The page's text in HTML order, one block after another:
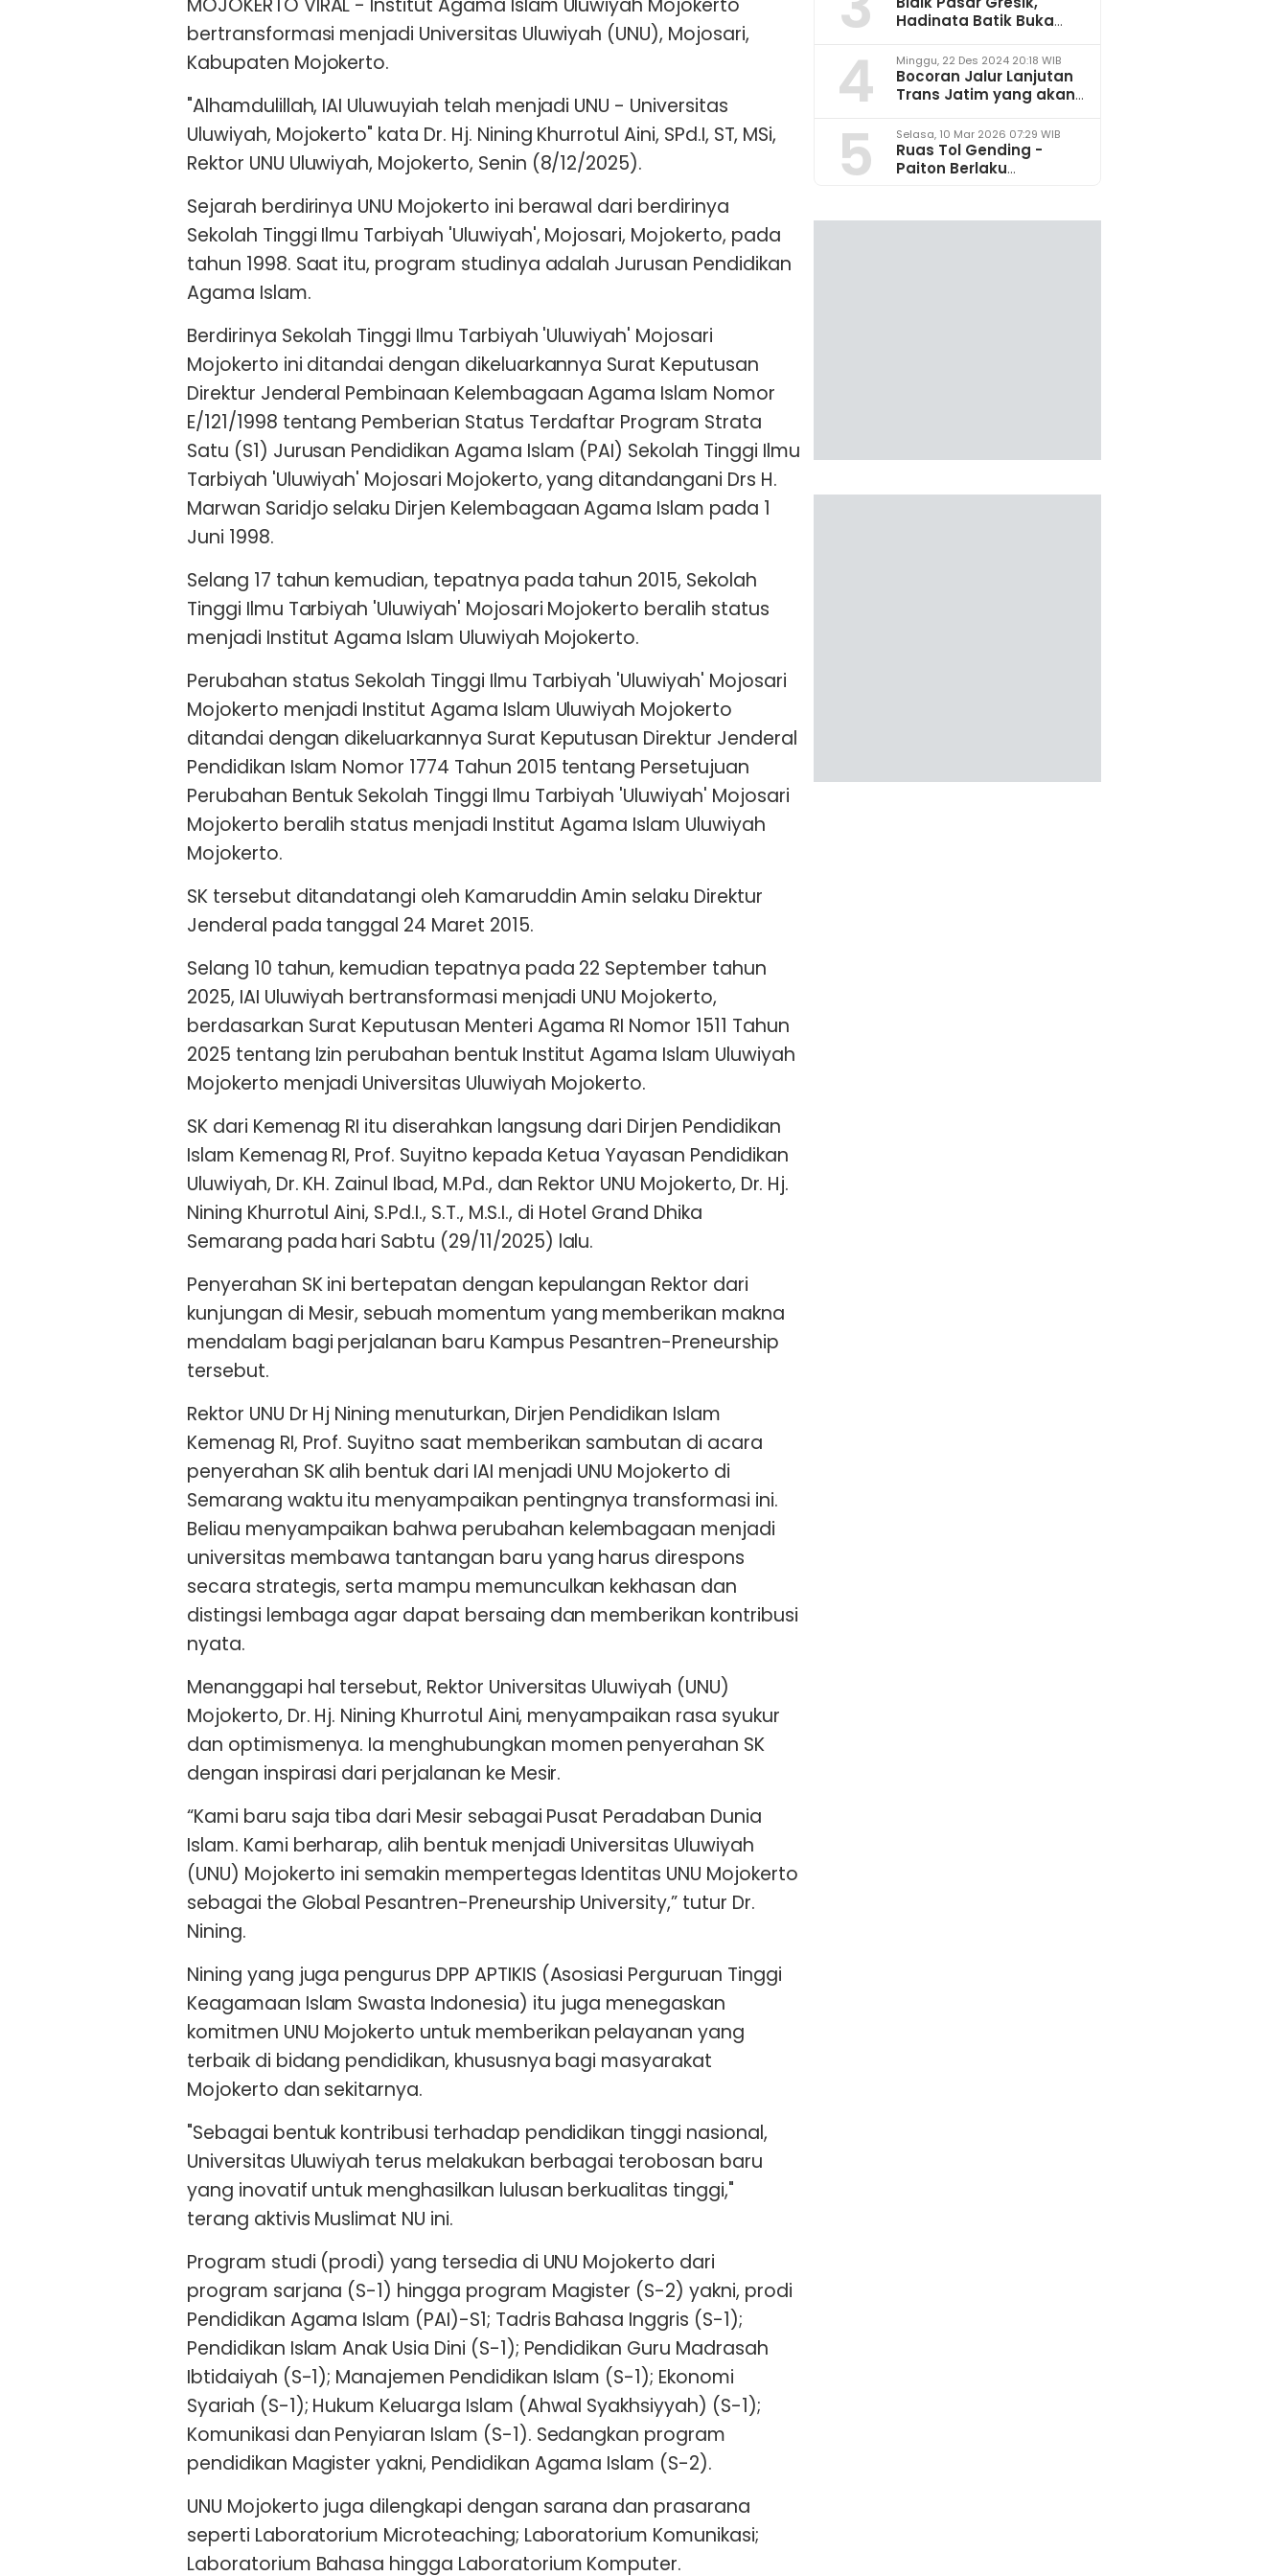
MOJOKERTO VIRAL - Institut Agama Islam Uluwiyah Mojokerto
bertransformasi menjadi Universitas Uluwiyah (UNU), Mojosari,
Kabupaten Mojokerto.
"Alhamdulillah, IAI Uluwuyiah telah menjadi UNU - Universitas
Uluwiyah, Mojokerto" kata Dr. Hj. Nining Khurrotul Aini, SPd.I, ST, MSi,
Rektor UNU Uluwiyah, Mojokerto, Senin (8/12/2025).
Sejarah berdirinya UNU Mojokerto ini berawal dari berdirinya
Sekolah Tinggi Ilmu Tarbiyah 'Uluwiyah', Mojosari, Mojokerto, pada
tahun 1998. Saat itu, program studinya adalah Jurusan Pendidikan
Agama Islam.
Berdirinya Sekolah Tinggi Ilmu Tarbiyah 'Uluwiyah' Mojosari
Mojokerto ini ditandai dengan dikeluarkannya Surat Keputusan
Direktur Jenderal Pembinaan Kelembagaan Agama Islam Nomor
E/121/1998 tentang Pemberian Status Terdaftar Program Strata
Satu (S1) Jurusan Pendidikan Agama Islam (PAI) Sekolah Tinggi Ilmu
Tarbiyah 'Uluwiyah' Mojosari Mojokerto, yang ditandangani Drs H.
Marwan Saridjo selaku Dirjen Kelembagaan Agama Islam pada 1
Juni 1998.
Selang 17 tahun kemudian, tepatnya pada tahun 2015, Sekolah
Tinggi Ilmu Tarbiyah 'Uluwiyah' Mojosari Mojokerto beralih status
menjadi Institut Agama Islam Uluwiyah Mojokerto.
Perubahan status Sekolah Tinggi Ilmu Tarbiyah 'Uluwiyah' Mojosari
Mojokerto menjadi Institut Agama Islam Uluwiyah Mojokerto
ditandai dengan dikeluarkannya Surat Keputusan Direktur Jenderal
Pendidikan Islam Nomor 1774 Tahun 2015 tentang Persetujuan
Perubahan Bentuk Sekolah Tinggi Ilmu Tarbiyah 'Uluwiyah' Mojosari
Mojokerto beralih status menjadi Institut Agama Islam Uluwiyah
Mojokerto.
SK tersebut ditandatangi oleh Kamaruddin Amin selaku Direktur
Jenderal pada tanggal 24 Maret 2015.
Selang 10 tahun, kemudian tepatnya pada 22 September tahun
2025, IAI Uluwiyah bertransformasi menjadi UNU Mojokerto,
berdasarkan Surat Keputusan Menteri Agama RI Nomor 1511 Tahun
2025 tentang Izin perubahan bentuk Institut Agama Islam Uluwiyah
Mojokerto menjadi Universitas Uluwiyah Mojokerto.
SK dari Kemenag RI itu diserahkan langsung dari Dirjen Pendidikan
Islam Kemenag RI, Prof. Suyitno kepada Ketua Yayasan Pendidikan
Uluwiyah, Dr. KH. Zainul Ibad, M.Pd., dan Rektor UNU Mojokerto, Dr. Hj.
Nining Khurrotul Aini, S.Pd.I., S.T., M.S.I., di Hotel Grand Dhika
Semarang pada hari Sabtu (29/11/2025) lalu.
Penyerahan SK ini bertepatan dengan kepulangan Rektor dari
kunjungan di Mesir, sebuah momentum yang memberikan makna
mendalam bagi perjalanan baru Kampus Pesantren-Preneurship
tersebut.
Rektor UNU Dr Hj Nining menuturkan, Dirjen Pendidikan Islam
Kemenag RI, Prof. Suyitno saat memberikan sambutan di acara
penyerahan SK alih bentuk dari IAI menjadi UNU Mojokerto di
Semarang waktu itu menyampaikan pentingnya transformasi ini.
Beliau menyampaikan bahwa perubahan kelembagaan menjadi
universitas membawa tantangan baru yang harus direspons
secara strategis, serta mampu memunculkan kekhasan dan
distingsi lembaga agar dapat bersaing dan memberikan kontribusi
nyata.
Menanggapi hal tersebut, Rektor Universitas Uluwiyah (UNU)
Mojokerto, Dr. Hj. Nining Khurrotul Aini, menyampaikan rasa syukur
dan optimismenya. Ia menghubungkan momen penyerahan SK
dengan inspirasi dari perjalanan ke Mesir.
“Kami baru saja tiba dari Mesir sebagai Pusat Peradaban Dunia
Islam. Kami berharap, alih bentuk menjadi Universitas Uluwiyah
(UNU) Mojokerto ini semakin mempertegas Identitas UNU Mojokerto
sebagai the Global Pesantren-Preneurship University,” tutur Dr.
Nining.
Nining yang juga pengurus DPP APTIKIS (Asosiasi Perguruan Tinggi
Keagamaan Islam Swasta Indonesia) itu juga menegaskan
komitmen UNU Mojokerto untuk memberikan pelayanan yang
terbaik di bidang pendidikan, khususnya bagi masyarakat
Mojokerto dan sekitarnya.
"Sebagai bentuk kontribusi terhadap pendidikan tinggi nasional,
Universitas Uluwiyah terus melakukan berbagai terobosan baru
yang inovatif untuk menghasilkan lulusan berkualitas tinggi,"
terang aktivis Muslimat NU ini.
Program studi (prodi) yang tersedia di UNU Mojokerto dari
program sarjana (S-1) hingga program Magister (S-2) yakni, prodi
Pendidikan Agama Islam (PAI)-S1; Tadris Bahasa Inggris (S-1);
Pendidikan Islam Anak Usia Dini (S-1); Pendidikan Guru Madrasah
Ibtidaiyah (S-1); Manajemen Pendidikan Islam (S-1); Ekonomi
Syariah (S-1); Hukum Keluarga Islam (Ahwal Syakhsiyyah) (S-1);
Komunikasi dan Penyiaran Islam (S-1). Sedangkan program
pendidikan Magister yakni, Pendidikan Agama Islam (S-2).
UNU Mojokerto juga dilengkapi dengan sarana dan prasarana
seperti Laboratorium Microteaching; Laboratorium Komunikasi;
Laboratorium Bahasa hingga Laboratorium Komputer.
Hadinata Batik Buka
4 Minggu, 22 Des 2024 20:18 WIB
Bocoran Jalur Lanjutan
Trans Jatim yang akan
2025
5 Selasa, 10 Mar 2026 07:29 WIB
Ruas Tol Gending -
Paiton Berlaku